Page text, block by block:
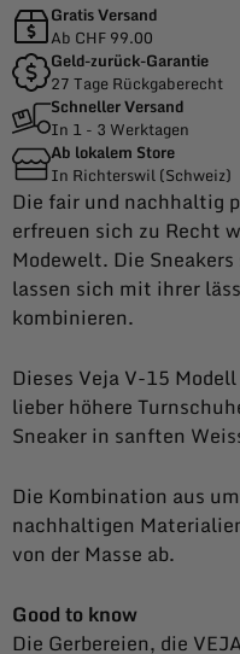
Gratis Versand
Ab CHF 99.00
Geld-zurück-Garantie
27 Tage Rückgaberecht
Schneller Versand
In 1 - 3 Werktagen
Ab lokalem Store
In Richterswil (Schweiz)
Die fair und nachhaltig
erfreuen sich zu Recht
Modewelt. Die
lassen sich mit ihrer
kombinieren.
Dieses Veja V-15
lieber höhere
Sneaker in sanften
Die Kombination aus
nachhaltigen
von der Masse ab.
Good to know
Die Gerbereien, die